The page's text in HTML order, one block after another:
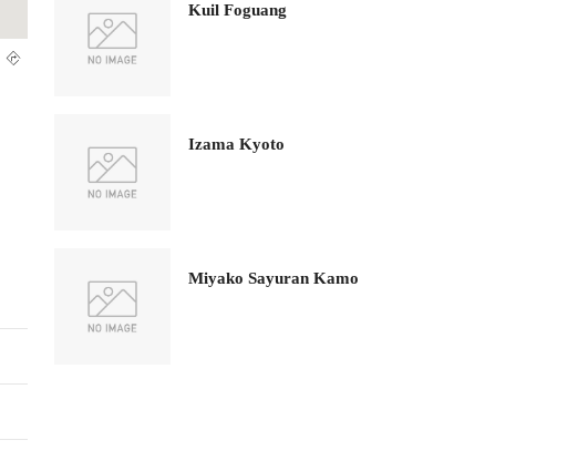
Kuil Foguang
Izama Kyoto
Miyako Sayuran Kamo